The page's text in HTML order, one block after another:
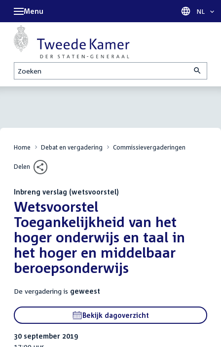
Zoeken
Menu Taal
NL
Home Debat en vergadering Commissievergaderingen
Delen
Inbreng verslag (wetsvoorstel)
:Wetsvoorstel
Toegankelijkheid van het
hoger onderwijs en taal in
het hoger en middelbaar
beroepsonderwijs
De vergadering is geweest
Bekijk dagoverzicht
30 september 2019